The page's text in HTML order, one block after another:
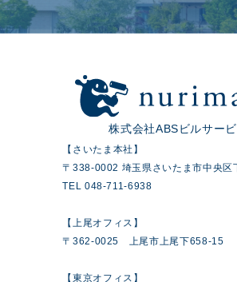
株式会社ABSビルサー
【さいたま本社】
〒338-0002 埼玉県さいたま市中央区
TEL 048-711-6938
【上尾オフィス】
〒362-0025 上尾市上尾下658-15
【東京オフィス】